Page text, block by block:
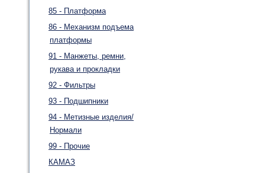
85 - Платформа
86 - Механизм подъема
платформы
91 - Манжеты, ремни,
рукава и прокладки
92 - Фильтры
93 - Подшипники
94 - Метизные изделия/
Нормали
99 - Прочие
КАМАЗ